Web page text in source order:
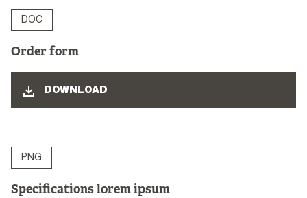
DOC
Order form
DOWNLOAD
PNG
Specifications lorem ipsum